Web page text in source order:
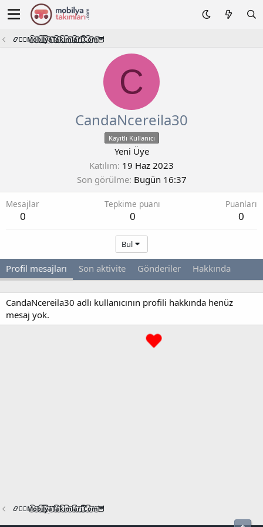
📿🧙‍♂️M͜͡o͜͡b͜͡i͜͡l͜͡y͜͡a͜͡T͜͡a͜͡k͜͡i͜͡m͜͡l͜͡a͜͡r͜͡i͜͡.͜͡C͜͡o͜͡m͜͡🦉
C
CandaNcereila30
Kayıtlı Kullanıcı
Yeni Üye
Katılım 19 Haz 2023
Son görülme Bugün 16:37
Mesajlar
0
Tepkime puanı
0
Puanları
0
Bul
Profil mesajları Son aktivite Gönderiler Hakkında
CandaNcereila30 adlı kullanıcının profili hakkında henüz
mesaj yok.
📿🧙‍♂️M͜͡o͜͡b͜͡i͜͡l͜͡y͜͡a͜͡T͜͡a͜͡k͜͡i͜͡m͜͡l͜͡a͜͡r͜͡i͜͡.͜͡C͜͡o͜͡m͜͡🦉